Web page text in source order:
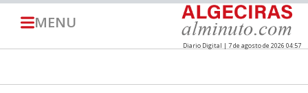
MENU
Diario Digital | 7 de agosto de 2026 04:57